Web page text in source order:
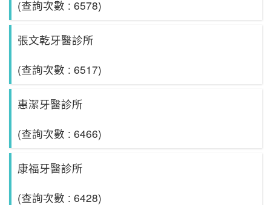
(查詢次數 : 6578)
張文乾牙醫診所
(查詢次數 : 6517)
惠潔牙醫診所
(查詢次數 : 6466)
康福牙醫診所
(查詢次數 : 6428)